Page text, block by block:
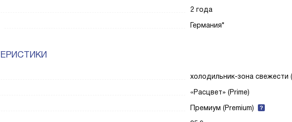
2 года
Германия*
холодильник-зона свежести
«Расцвет» (Prime)
Премиум (Premium)